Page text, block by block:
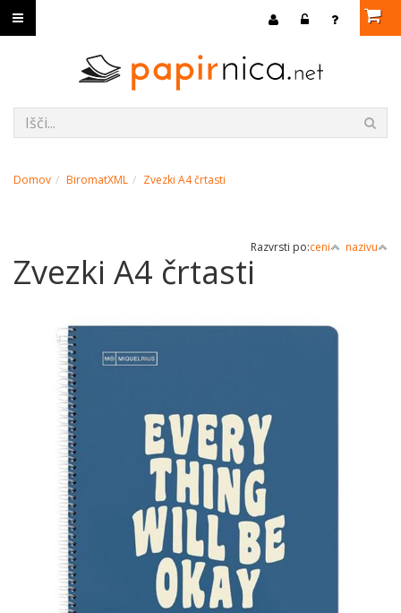
Domov BiromatXML Zvezki A4 črtasti
Razvrsti po:ceni nazivu
Zvezki A4 črtasti